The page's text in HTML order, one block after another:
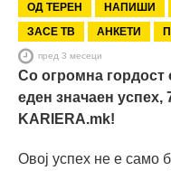
ОД ТЕРЕН НАПИШИ
ЗАСЕ ТВ
АНКЕТИ
пред 3 месеци
Со огромна гордост
еден значаен успех,
KARIERA.mk!
Овој успех не е само